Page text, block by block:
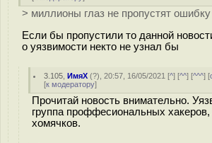
> миллионы глаз не пропустят ошибку
Если бы пропустили то данной
о уязвимости некто не узнал бы
3.105 ,ИмяХ (?), 20:57, 16/05/2021 [^] [^^] [^^^] [
[к модератору]
Прочитай новость внимательно.
группа проффесиональных
хомячков.